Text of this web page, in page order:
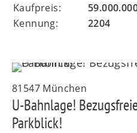
Kaufpreis:
Kennung:
2204
81547 München
U-Bahnlage!
Parkblick!